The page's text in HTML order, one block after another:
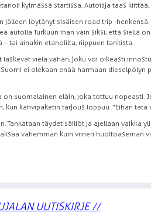
kylmässä startissa. Autoilija taas
jälleen löytänyt sisäisen road trip -
autolla Turkuun ihan vain siksi, että siellä
– tai ainakin etanolilta, riippuen tankista.
laskevat vielä vähän, joku voi oikeasti
ei olekaan enää harmaan
on suomalainen eläin, joka tottuu nopeasti.
kun kahvipaketin tarjous loppuu. ”Eihän
Tankataan täydet säiliöt ja ajellaan vaikka
vähemmän kuin viineri huoltoaseman
UUTISKIRJE //